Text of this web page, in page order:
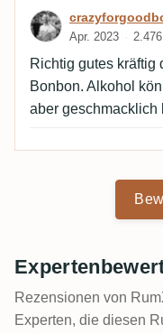
Bewertung
Apr. 2023
Richtig gutes kräftig
Bonbon. Alkohol
aber geschmacklich
Rezensionen von
Experten, die diesen